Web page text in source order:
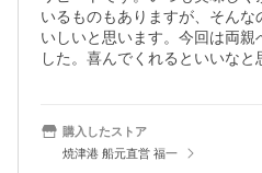
いるものもありますが、そん
いしいと思います。今回は両親
した。喜んでくれるといいなと
購入したストア
焼津港 船元直営 福一